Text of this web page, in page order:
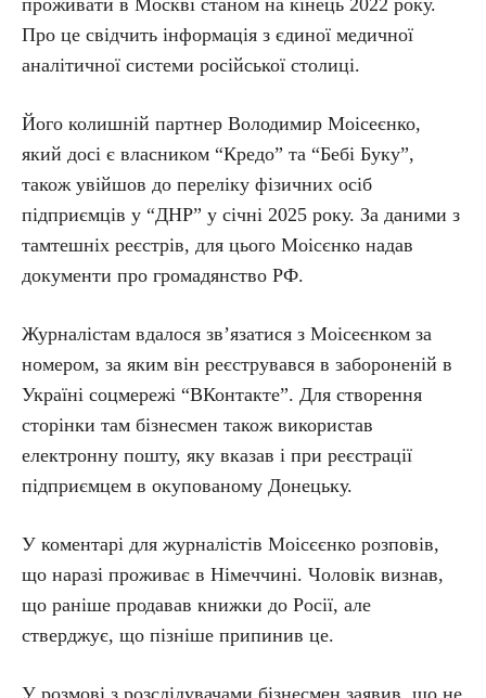
проживати в Москві станом на кінець 2022 року.
Про це свідчить інформація з єдиної медичної
аналітичної системи російської столиці.
Його колишній партнер Володимир Моісеєнко,
який досі є власником “Кредо” та “Бебі Буку”,
також увійшов до переліку фізичних осіб
підприємців у “ДНР” у січні 2025 року. За даними з
тамтешніх реєстрів, для цього Моісєнко надав
документи про громадянство РФ.
Журналістам вдалося зв’язатися з Моісеєнком за
номером, за яким він реєструвався в забороненій в
Україні соцмережі “ВКонтакте”. Для створення
сторінки там бізнесмен також використав
електронну пошту, яку вказав і при реєстрації
підприємцем в окупованому Донецьку.
У коментарі для журналістів Моісєєнко розповів,
що наразі проживає в Німеччині. Чоловік визнав,
що раніше продавав книжки до Росії, але
стверджує, що пізніше припинив це.